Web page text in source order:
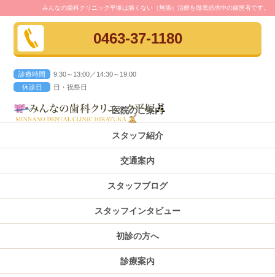
みんなの歯科クリニック平塚は痛くない（無痛）治療を徹底追求中の歯医者です。
0463-37-1180
診療時間
9:30～13:00／14:30～19:00
休診日
日・祝祭日
医院のご案内
スタッフ紹介
交通案内
スタッフブログ
スタッフインタビュー
初診の方へ
診療案内